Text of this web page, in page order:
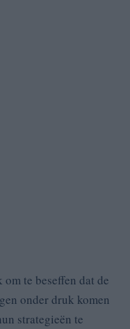
te beseffen dat de
onder druk komen
strategieën te